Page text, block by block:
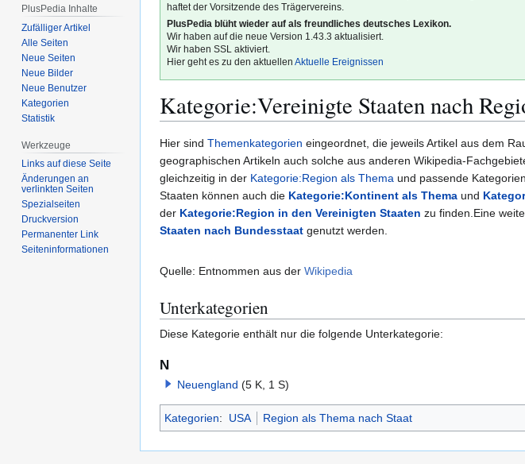
haftet der Vorsitzende des Trägervereins.
PlusPedia blüht wieder auf als freundliches deutsches Lexikon.
Wir haben auf die neue Version 1.43.3 aktualisiert.
Wir haben SSL aktiviert.
Hier geht es zu den aktuellenAktuelle Ereignissen
Kategorie:Vereinigte Staaten nach
Zur
Navigation
springen
Zur
Suche
springen
Hier sind Themenkategorien eingeordnet, die jeweils Artikel aus dem
geographischen Artikeln auch solche aus anderen Wikipedia-
gleichzeitig in der Kategorie:Region als Thema und passende
Staaten können auch die Kategorie:Kontinent als Thema und
der Kategorie:Region in den Vereinigten Staaten zu finden.Eine
Staaten nach Bundesstaat genutzt werden.
Quelle: Entnommen aus der Wikipedia
Unterkategorien
Diese Kategorie enthält nur die folgende Unterkategorie:
N
Neuengland (5 K, 1 S)
Kategorien: USA Region als Thema nach Staat
PlusPedia Inhalte
Zufälliger Artikel
Alle Seiten
Neue Seiten
Neue Bilder
Neue Benutzer
Kategorien
Statistik
Werkzeuge
Links auf diese Seite
Änderungen an
verlinkten Seiten
Spezialseiten
Druckversion
Permanenter Link
Seiten­­informationen